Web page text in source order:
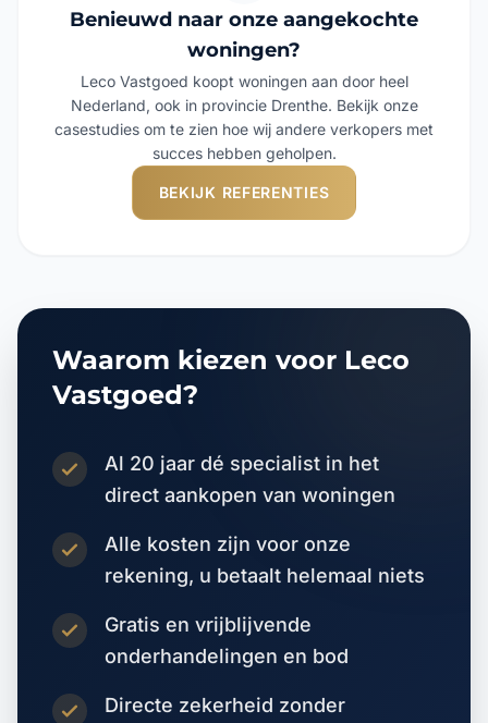
Benieuwd naar onze aangekochte
woningen?
Leco Vastgoed koopt woningen aan door heel
Nederland, ook in provincie Drenthe. Bekijk onze
casestudies om te zien hoe wij andere verkopers met
succes hebben geholpen.
BEKIJK REFERENTIES
Waarom kiezen voor Leco
Vastgoed?
Al 20 jaar dé specialist in het
direct aankopen van woningen
Alle kosten zijn voor onze
rekening, u betaalt helemaal niets
Gratis en vrijblijvende
onderhandelingen en bod
Directe zekerheid zonder